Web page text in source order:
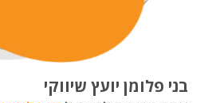
בני פלומן יועץ שיווקי